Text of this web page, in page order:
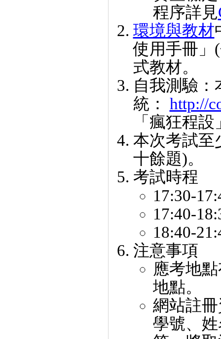
程序詳見
環境與教材
使用手冊」
式教材。
自我測驗：
統： http://
「瘋狂程
本次考試至
十餘題)。
考試時程
17:30-
17:40-
18:40-
注意事項
應考地
地點。
網站註
學號、